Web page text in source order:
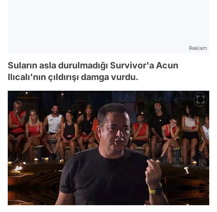
Reklam
Suların asla durulmadığı Survivor'a Acun
Ilıcalı'nın çıldırışı damga vurdu.